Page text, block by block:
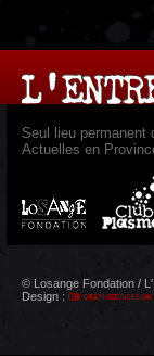
Seul lieu permanent
Actuelles en
© Losange Fondation /
Design :